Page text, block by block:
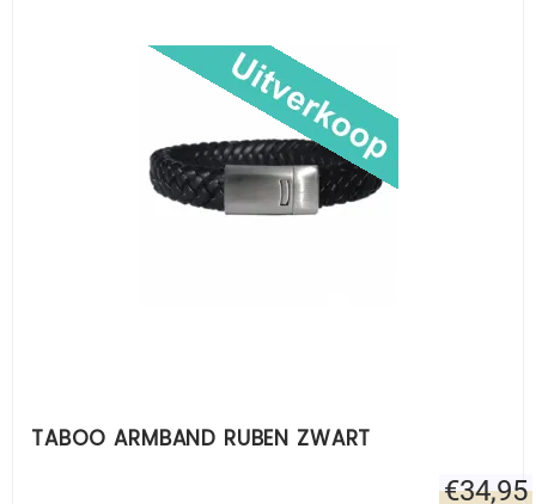
TABOO ARMBAND RUBEN ZWART
€34,95